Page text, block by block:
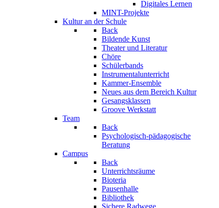
Digitales Lernen
MINT-Projekte
Kultur an der Schule
Back
Bildende Kunst
Theater und Literatur
Chöre
Schülerbands
Instrumentalunterricht
Kammer-Ensemble
Neues aus dem Bereich Kultur
Gesangsklassen
Groove Werkstatt
Team
Back
Psychologisch-pädagogische
Beratung
Campus
Back
Unterrichtsräume
Bioteria
Pausenhalle
Bibliothek
Sichere Radwege